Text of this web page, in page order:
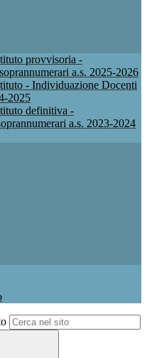
provvisoria -
a.s. 2025-2026
- Individuazione Docenti
2025
definitiva -
a.s. 2023-2024